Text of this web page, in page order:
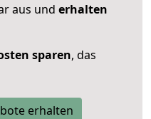
aus und erhalten
sparen, das
erhalten